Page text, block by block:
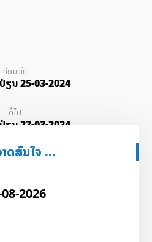
ກ່ອນໜ້າ
ຽນ 25-03-2024
ຕໍ່ໄປ
ຽນ 27-03-2024
ດສົນໃຈ ...
2026